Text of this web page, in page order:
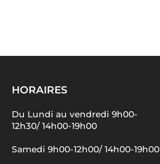
HORAIRES
Du Lundi au vendredi 9h00-
12h30/ 14h00-19h00
Samedi 9h00-12h00/ 14h00-19h00